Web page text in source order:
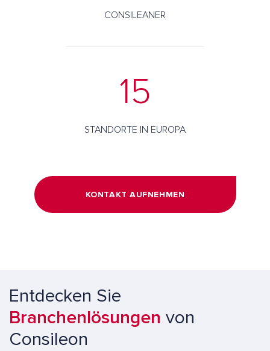
CONSILEANER
15
STANDORTE IN EUROPA
KONTAKT AUFNEHMEN
Entdecken Sie
Branchenlösungen von
Consileon